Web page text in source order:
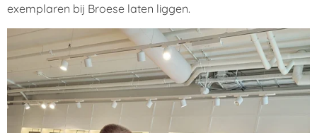
exemplaren bij Broese laten liggen.